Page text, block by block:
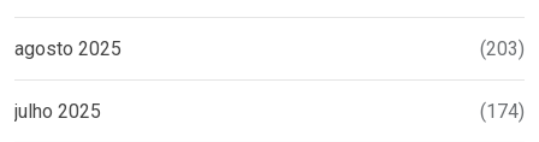
agosto 2025 (203)
julho 2025 (174)